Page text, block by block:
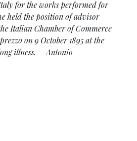
for the works performed for
held the position of advisor
Italian Chamber of Commerce
on 9 October 1895 at the
illness. – Antonio